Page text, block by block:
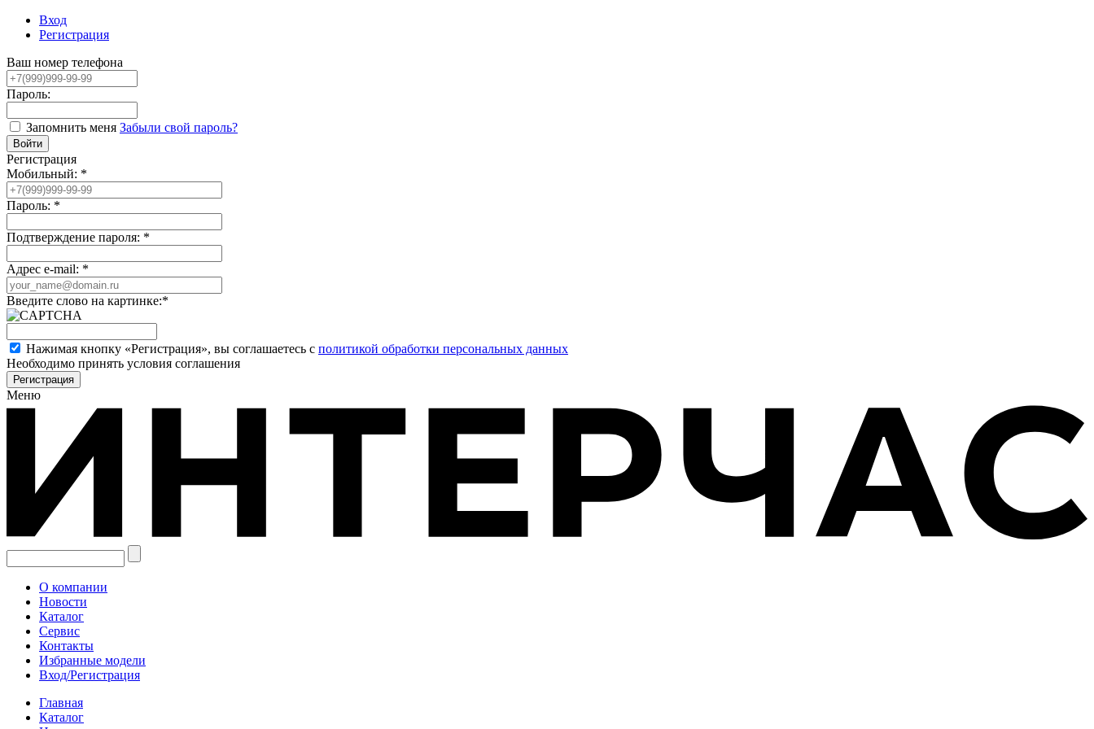
Вход
Регистрация
Ваш номер телефона
Пароль:
Запомнить меня Забыли свой пароль?
Регистрация
Мобильный: *
Пароль: *
Подтверждение пароля: *
Адрес e-mail: *
Введите слово на картинке:*
Нажимая кнопку «Регистрация», вы соглашаетесь с политикой обработки персональных данных
Необходимо принять условия соглашения
Меню
О компании
Новости
Каталог
Сервис
Контакты
Избранные модели
Вход/Регистрация
Главная
Каталог